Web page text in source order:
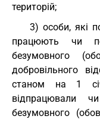
територій;
3) особи, які
працюють чи
безумовного
добровільного
станом на 1
відпрацювали
безумовного